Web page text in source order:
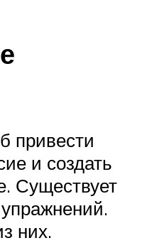
привести
и создать
Существует
них.